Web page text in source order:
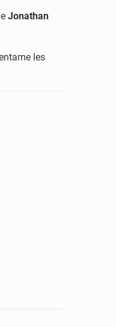
Jonathan
les